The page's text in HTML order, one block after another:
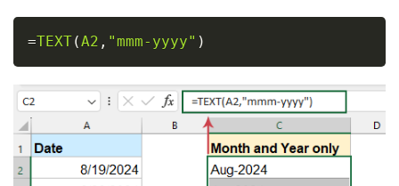
=TEXT(A2 , "mmm-yyyy" )